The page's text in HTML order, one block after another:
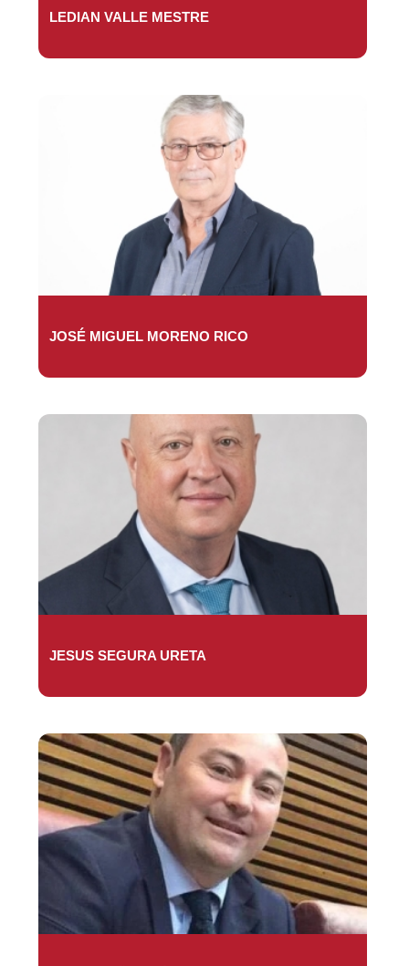
LEDIAN VALLE MESTRE
JOSÉ MIGUEL MORENO RICO
JESUS SEGURA URETA